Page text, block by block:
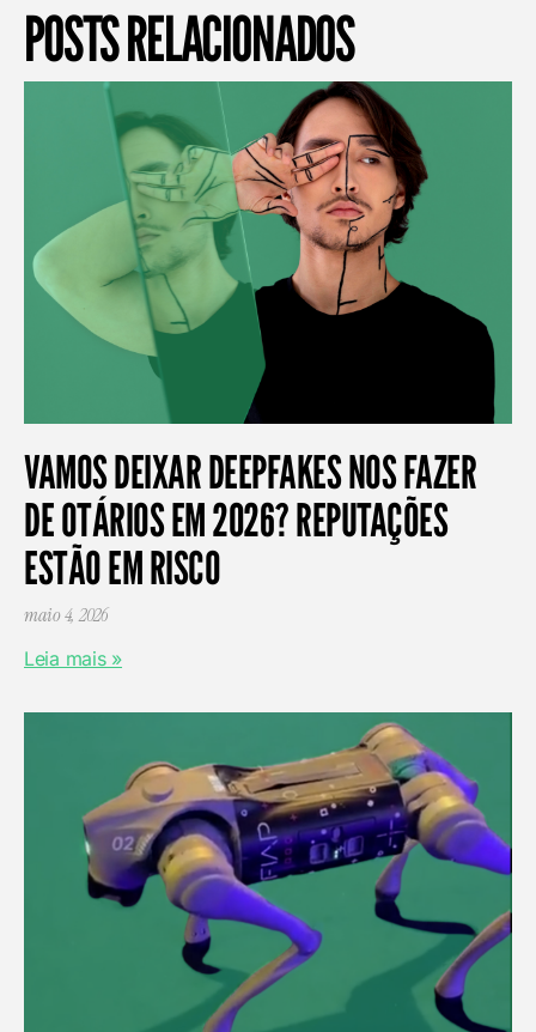
POSTS RELACIONADOS
VAMOS DEIXAR DEEPFAKES NOS FAZER
DE OTÁRIOS EM 2026? REPUTAÇÕES
ESTÃO EM RISCO
maio 4, 2026
Leia mais »